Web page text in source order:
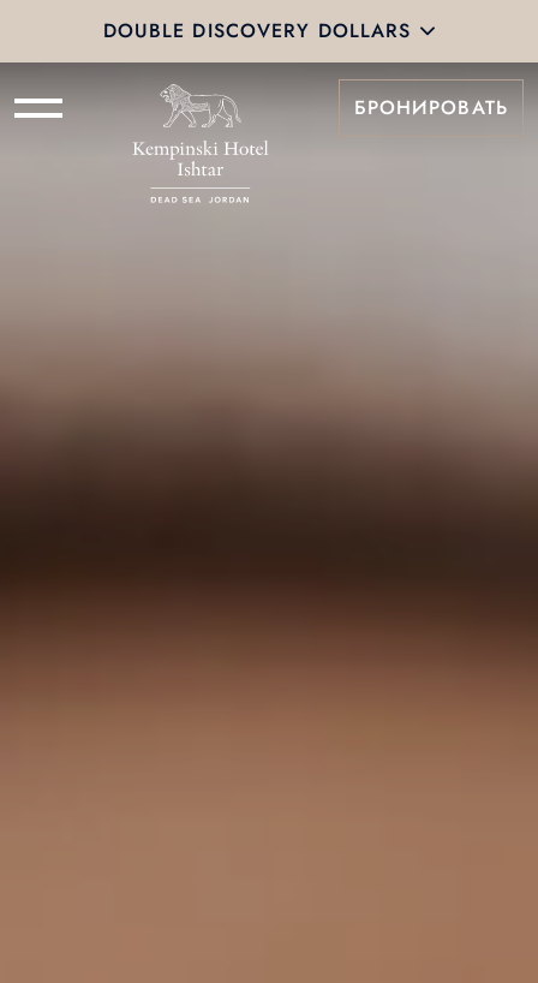
DOUBLE DISCOVERY DOLLARS
БРОНИРОВАТЬ